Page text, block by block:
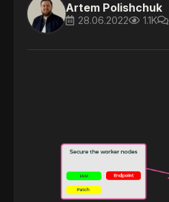
Artem Polishchuk
28.06.2022 1.1K